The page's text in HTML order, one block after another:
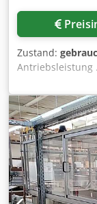
Zustand:
Antriebsleistung
Die techn.
und daher für
Einen
ausschließlich
Maschinen im
Krankapazität
Werkstatt Sie